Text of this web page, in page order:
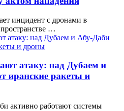
инцидент с дронами в
…
атаку: над Дубаем и
иранские ракеты и
активно работают системы